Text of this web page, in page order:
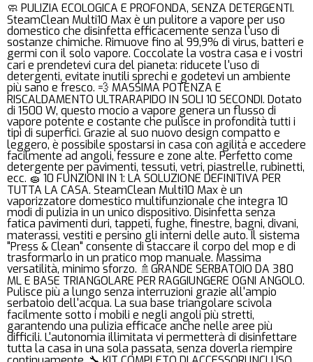
🧼 PULIZIA ECOLOGICA E PROFONDA, SENZA DETERGENTI.
SteamClean Multi10 Max è un pulitore a vapore per uso
domestico che disinfetta efficacemente senza l'uso di
sostanze chimiche. Rimuove fino al 99,9% di virus, batteri e
germi con il solo vapore. Coccolate la vostra casa e i vostri
cari e prendetevi cura del pianeta: riducete l'uso di
detergenti, evitate inutili sprechi e godetevi un ambiente
più sano e fresco. 💨 MASSIMA POTENZA E
RISCALDAMENTO ULTRARAPIDO IN SOLI 10 SECONDI. Dotato
di 1500 W, questo mocio a vapore genera un flusso di
vapore potente e costante che pulisce in profondità tutti i
tipi di superfici. Grazie al suo nuovo design compatto e
leggero, è possibile spostarsi in casa con agilità e accedere
facilmente ad angoli, fessure e zone alte. Perfetto come
detergente per pavimenti, tessuti, vetri, piastrelle, rubinetti,
ecc. 🧽 10 FUNZIONI IN 1: LA SOLUZIONE DEFINITIVA PER
TUTTA LA CASA. SteamClean Multi10 Max è un
vaporizzatore domestico multifunzionale che integra 10
modi di pulizia in un unico dispositivo. Disinfetta senza
fatica pavimenti duri, tappeti, fughe, finestre, bagni, divani,
materassi, vestiti e persino gli interni delle auto. Il sistema
"Press & Clean" consente di staccare il corpo del mop e di
trasformarlo in un pratico mop manuale. Massima
versatilità, minimo sforzo. 🚿GRANDE SERBATOIO DA 380
ML E BASE TRIANGOLARE PER RAGGIUNGERE OGNI ANGOLO.
Pulisce più a lungo senza interruzioni grazie all'ampio
serbatoio dell'acqua. La sua base triangolare scivola
facilmente sotto i mobili e negli angoli più stretti,
garantendo una pulizia efficace anche nelle aree più
difficili. L'autonomia illimitata vi permetterà di disinfettare
tutta la casa in una sola passata, senza doverla riempire